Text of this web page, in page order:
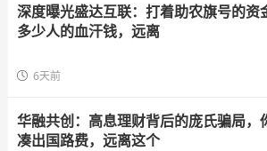
深度曝光盛达互联：打着助农旗号的资
多少人的血汗钱，远离
6天前
华融共创：高息理财背后的庞氏骗局，
凑出国路费，远离这个